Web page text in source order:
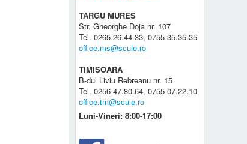
TARGU MURES
Str. Gheorghe Doja nr. 107
Tel. 0265-26.44.33, 0755-35.35.35
office.ms@scule.ro
TIMISOARA
B-dul Liviu Rebreanu nr. 15
Tel. 0256-47.80.64, 0755-07.22.10
office.tm@scule.ro
Luni-Vineri: 8:00-17:00